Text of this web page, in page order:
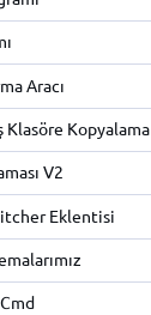
Aracı
Kopyalama
V2
Eklentisi